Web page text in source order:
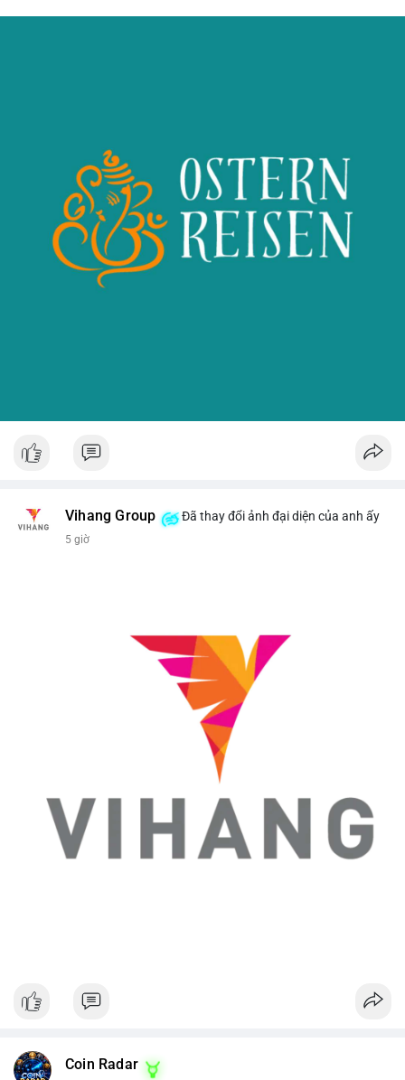
Vihang Group Đã thay đổi ảnh đại diện của anh ấy
5 giờ
Coin Radar